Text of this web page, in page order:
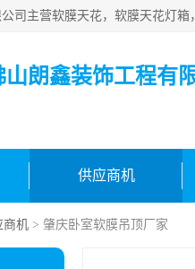
山朗鑫装饰工程有
供应商机
商机 > 肇庆卧室软膜吊顶厂家